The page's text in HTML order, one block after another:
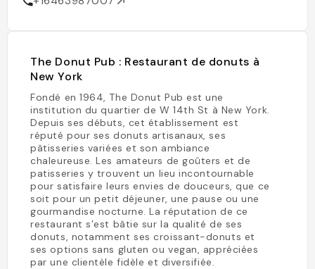
The Donut Pub : Restaurant de donuts à
New York
Fondé en 1964, The Donut Pub est une
institution du quartier de W 14th St à New York.
Depuis ses débuts, cet établissement est
réputé pour ses donuts artisanaux, ses
pâtisseries variées et son ambiance
chaleureuse. Les amateurs de goûters et de
patisseries y trouvent un lieu incontournable
pour satisfaire leurs envies de douceurs, que ce
soit pour un petit déjeuner, une pause ou une
gourmandise nocturne. La réputation de ce
restaurant s’est bâtie sur la qualité de ses
donuts, notamment ses croissant-donuts et
ses options sans gluten ou vegan, appréciées
par une clientèle fidèle et diversifiée.